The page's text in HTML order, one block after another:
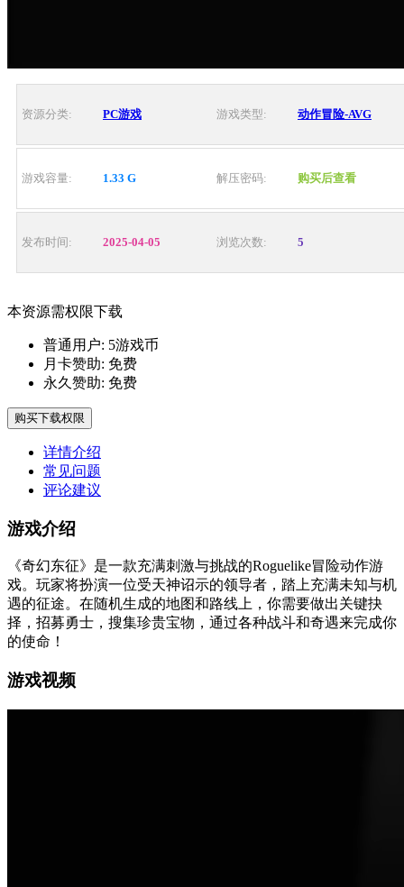
资源分类: PC游戏 游戏类型: 动作冒险-AVG
游戏容量: 1.33 G 解压密码: 购买后查看
发布时间: 2025-04-05 浏览次数: 5
本资源需权限下载
普通用户: 5游戏币
月卡赞助: 免费
永久赞助: 免费
购买下载权限
详情介绍
常见问题
评论建议
游戏介绍
《奇幻东征》是一款充满刺激与挑战的Roguelike冒险动作游
戏。玩家将扮演一位受天神诏示的领导者，踏上充满未知与机
遇的征途。在随机生成的地图和路线上，你需要做出关键抉
择，招募勇士，搜集珍贵宝物，通过各种战斗和奇遇来完成你
的使命！
游戏视频